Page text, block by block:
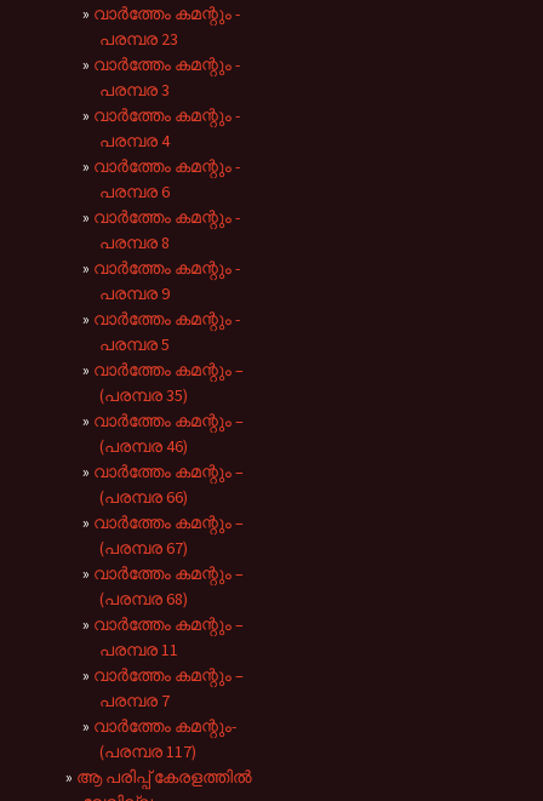
വാർത്തേം കമന്റും -
പരമ്പര 23
വാർത്തേം കമന്റും -
പരമ്പര 3
വാർത്തേം കമന്റും -
പരമ്പര 4
വാർത്തേം കമന്റും -
പരമ്പര 6
വാർത്തേം കമന്റും -
പരമ്പര 8
വാർത്തേം കമന്റും -
പരമ്പര 9
വാർത്തേം കമന്റും -
‪പരമ്പര‬ 5
വാർത്തേം കമന്റും –
(പരമ്പര 35)
വാർത്തേം കമന്റും –
(പരമ്പര 46)
വാർത്തേം കമന്റും –
(പരമ്പര 66)
വാർത്തേം കമന്റും –
(പരമ്പര 67)
വാർത്തേം കമന്റും –
(പരമ്പര 68)
വാർത്തേം കമന്റും –
പരമ്പര 11
വാർത്തേം കമന്റും –
പരമ്പര 7
വാർത്തേം കമന്റും-
(പരമ്പര 117)
ആ പരിപ്പ് കേരളത്തിൽ